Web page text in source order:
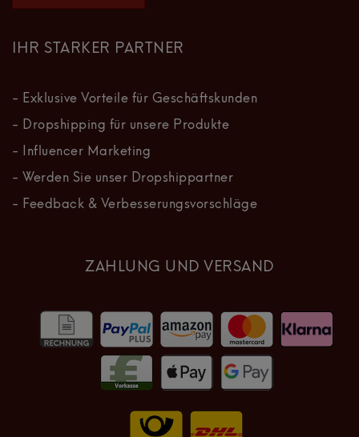
IHR STARKER PARTNER
- Exklusive Vorteile für Geschäftskunden
- Dropshipping für unsere Produkte
- Influencer Marketing
- Werden Sie unser Dropshippartner
- Feedback & Verbesserungsvorschläge
ZAHLUNG UND VERSAND